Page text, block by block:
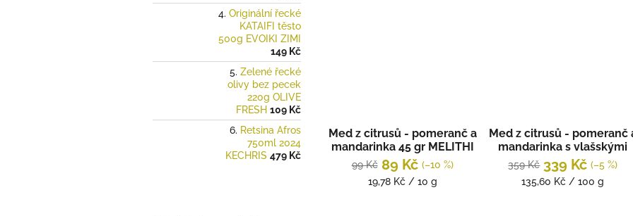
Originální řecké
KATAIFI těsto
500g EVOIKI ZIMI
149 Kč
Zelené řecké
olivy bez pecek
220g OLIVE
FRESH 109 Kč
Retsina Afros
750ml 2024
KECHRIS 479 Kč
Med z citrusů - pomeranč a
mandarinka 45 gr MELITHI
99 Kč 89 Kč (–10 %)
Měrná
19,78 Kč / 10 g
Med z citrusů - pomeranč
mandarinka s vlašskými
ořechy 250 gr MELITHI
359 Kč 339 Kč (–5 %)
Měrná
135,60 Kč / 100 g